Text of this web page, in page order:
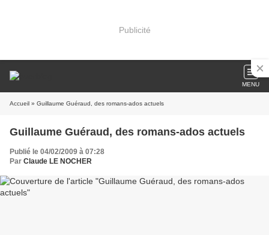
Publicité
MENU
Accueil » Guillaume Guéraud, des romans-ados actuels
Guillaume Guéraud, des romans-ados actuels
Publié le 04/02/2009 à 07:28
Par Claude LE NOCHER